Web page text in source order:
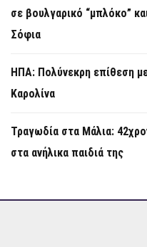
σε βουλγαρικό “μπλόκο”
Σόφια
ΗΠΑ: Πολύνεκρη επίθεση
Καρολίνα
Τραγωδία στα Μάλια:
στα ανήλικα παιδιά της